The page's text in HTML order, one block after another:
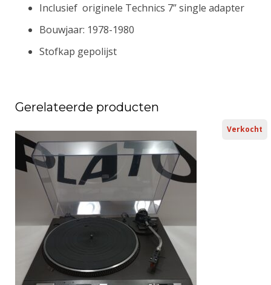
Inclusief originele Technics 7” single adapter
Bouwjaar: 1978-1980
Stofkap gepolijst
Gerelateerde producten
Verkocht